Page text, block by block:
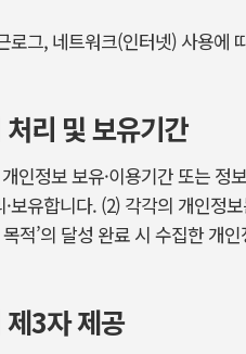
로그, 네트워크(인터넷) 사용에
리 및 보유기간
인정보 보유·이용기간 또는
보유합니다. (2) 각각의 개인정
적’의 달성 완료 시 수집한 개
3자 제공